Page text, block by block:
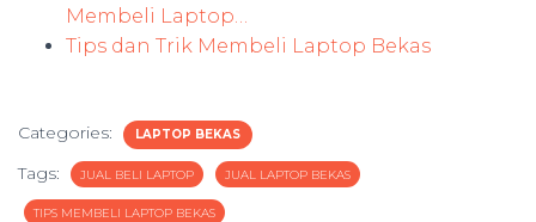
Membeli Laptop…
Tips dan Trik Membeli Laptop Bekas
Categories: LAPTOP BEKAS
Tags: JUAL BELI LAPTOP JUAL LAPTOP BEKAS
TIPS MEMBELI LAPTOP BEKAS